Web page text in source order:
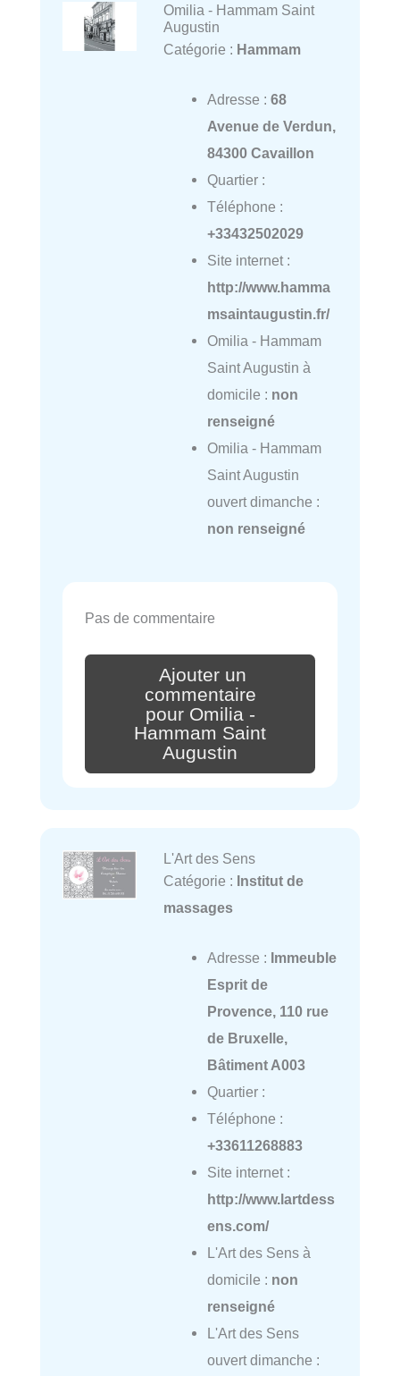
Omilia - Hammam Saint
Augustin
Catégorie : Hammam
Adresse : 68
Avenue de Verdun,
84300 Cavaillon
Quartier :
Téléphone :
+33432502029
Site internet :
http://www.hamma
msaintaugustin.fr/
Omilia - Hammam
Saint Augustin à
domicile : non
renseigné
Omilia - Hammam
Saint Augustin
ouvert dimanche :
non renseigné
Pas de commentaire
Ajouter un
commentaire
pour Omilia -
Hammam Saint
Augustin
L'Art des Sens
Catégorie : Institut de
massages
Adresse : Immeuble
Esprit de
Provence, 110 rue
de Bruxelle,
Bâtiment A003
Quartier :
Téléphone :
+33611268883
Site internet :
http://www.lartdess
ens.com/
L'Art des Sens à
domicile : non
renseigné
L'Art des Sens
ouvert dimanche :